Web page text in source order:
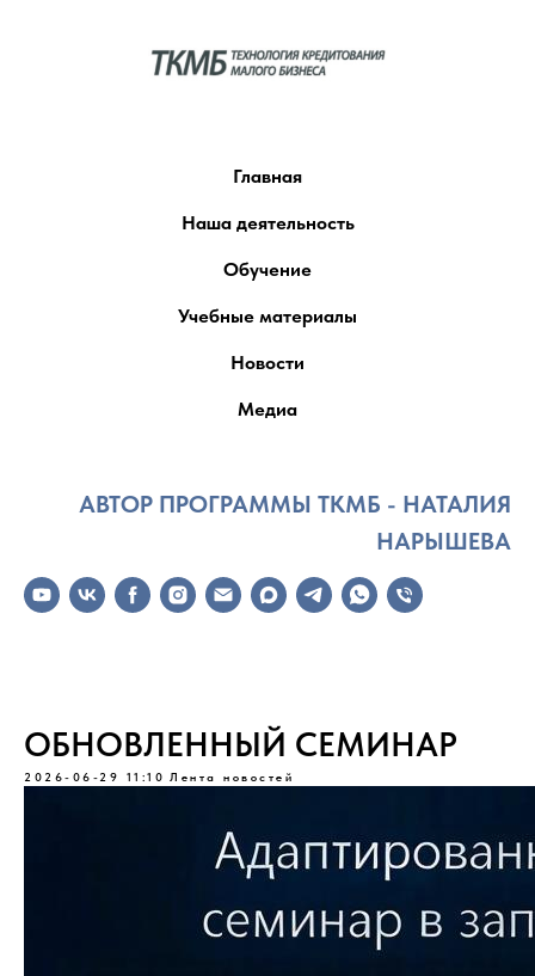
Главная
Наша деятельность
Обучение
Учебные материалы
Новости
Медиа
АВТОР ПРОГРАММЫ ТКМБ - НАТАЛИЯ
НАРЫШЕВА
ОБНОВЛЕННЫЙ СЕМИНАР
2026-06-29 11:10 Лента новостей